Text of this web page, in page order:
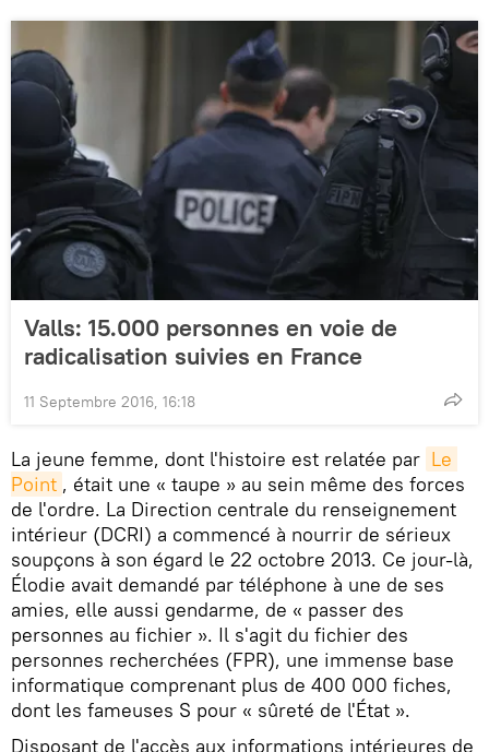
Valls: 15.000 personnes en voie de
radicalisation suivies en France
11 Septembre 2016, 16:18
La jeune femme, dont l'histoire est relatée par Le
Point , était une « taupe » au sein même des forces
de l'ordre. La Direction centrale du renseignement
intérieur (DCRI) a commencé à nourrir de sérieux
soupçons à son égard le 22 octobre 2013. Ce jour-là,
Élodie avait demandé par téléphone à une de ses
amies, elle aussi gendarme, de « passer des
personnes au fichier ». Il s'agit du fichier des
personnes recherchées (FPR), une immense base
informatique comprenant plus de 400 000 fiches,
dont les fameuses S pour « sûreté de l'État ».
Disposant de l'accès aux informations intérieures de